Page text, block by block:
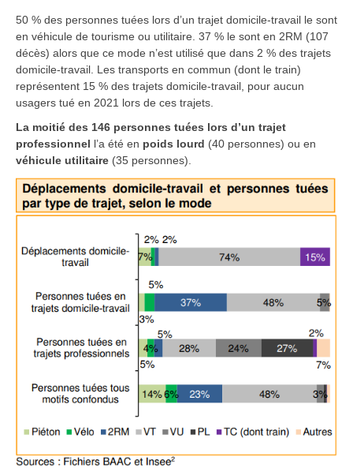
50 % des personnes tuées lors d’un trajet domicile-travail le sont
en véhicule de tourisme ou utilitaire. 37 % le sont en 2RM (107
décès) alors que ce mode n’est utilisé que dans 2 % des trajets
domicile-travail. Les transports en commun (dont le train)
représentent 15 % des trajets domicile-travail, pour aucun
usagers tué en 2021 lors de ces trajets.
La moitié des 146 personnes tuées lors d’un trajet
professionnel l’a été en poids lourd (40 personnes) ou en
véhicule utilitaire (35 personnes).